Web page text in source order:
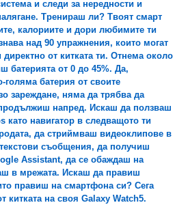
и следи за нередности и
Тренираш ли? Твоят смарт
калориите и дори любимите ти
над 90 упражнения, които могат
от китката ти. Отнема около
батерията от 0 до 45%. Да,
батерия от своите
зареждане, няма да трябва да
напред. Искаш да ползваш
като навигатор в следващото ти
да стриймваш видеоклипове в
съобщения, да получиш
Assistant, да се обаждаш на
в мрежата. Искаш да правиш
правиш на смартфона си? Сега
китката на своя Galaxy Watch5.